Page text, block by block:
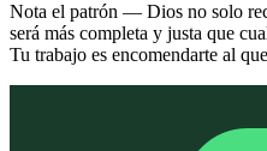
Nota el patrón — Dios no solo
será más completa y justa que
Tu trabajo es encomendarte al